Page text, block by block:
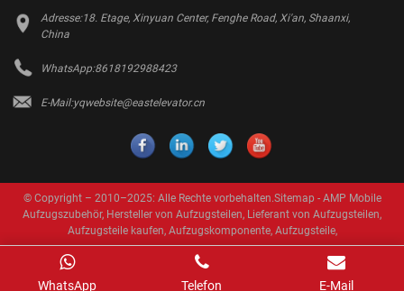
Adresse:18. Etage, Xinyuan Center, Fenghe Road, Xi'an, Shaanxi,
China
WhatsApp:8618192988423
E-Mail:yqwebsite@eastelevator.cn
© Copyright – 2010–2025: Alle Rechte vorbehalten.Sitemap - AMP Mobile
Aufzugszubehör, Hersteller von Aufzugsteilen, Lieferant von Aufzugsteilen,
Aufzugsteile kaufen, Aufzugskomponente, Aufzugsteile,
WhatsApp Telefon E-Mail